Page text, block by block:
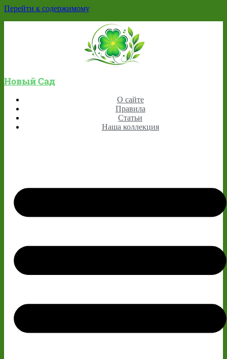
Перейти к содержимому
Новый Сад
О сайте
Правила
Статьи
Наша коллекция